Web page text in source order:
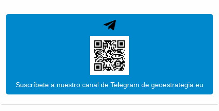
Suscríbete a nuestro canal de Telegram de geoestrategia.eu